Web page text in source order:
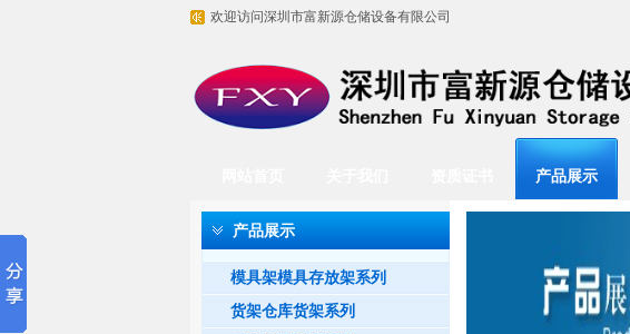
欢迎访问深圳市富新源仓储设备有限公司
产品展示
产品展示
模具架模具存放架系列
货架仓库货架系列